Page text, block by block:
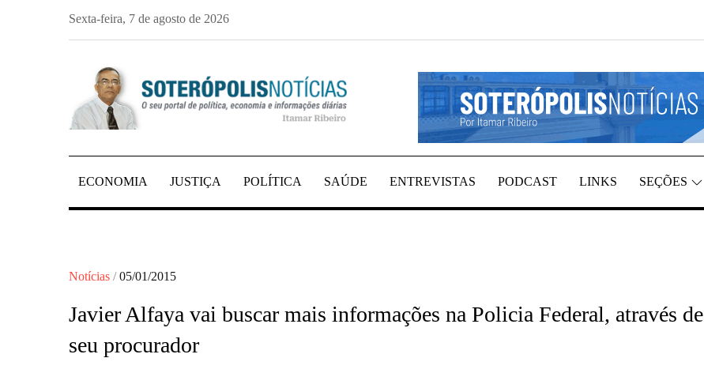
Sexta-feira, 7 de agosto de 2026
SOTERÓPOLIS NOTÍCIAS
PORTAL DE NOTÍCIAS DE SALVADOR E REGIÃO, POR ITAMAR RIBEIRO
ECONOMIA JUSTIÇA POLÍTICA SAÚDE ENTREVISTAS PODCAST LINKS SEÇÕES
Notícias Posted
05/01/2015
Javier Alfaya vai buscar mais informações na Policia Federal, através de
seu procurador